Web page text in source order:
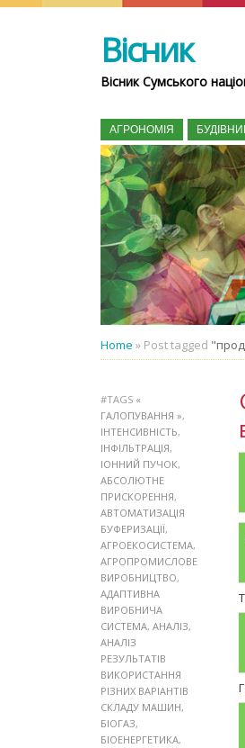
Вісник
Вісник Сумського
АГРОНОМІЯ
Home » Post tagged
#TAGS «
ГАЛОПУВАННЯ »,
ІНТЕНСИВНІСТЬ,
ІНФІЛЬТРАЦІЯ,
ІОННИЙ ПУЧОК,
АБСОЛЮТНЕ
ПРИСКОРЕННЯ,
АВТОМАТИЗАЦІЯ
БУФЕРИЗАЦІЇ,
АГРОЕКОСИСТЕМА,
АГРОПРОМИСЛОВЕ
ВИРОБНИЦТВО,
АДАПТИВНА
ВИРОБНИЧА
СИСТЕМА, АНАЛІЗ,
АНАЛІЗ
РЕЗУЛЬТАТІВ
ВИКОРИСТАННЯ
РІЗНИХ ВАРІАНТІВ
СКЛАДУ МАШИН,
БІОГАЗ,
БІОЕНЕРГЕТИКА,